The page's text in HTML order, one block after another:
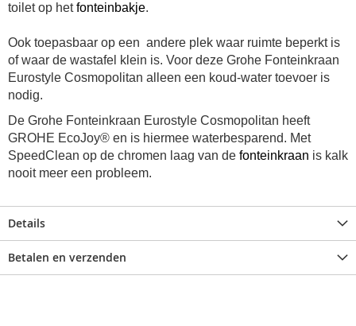
toilet op hetfonteinbakje.
Ook toepasbaar op een andere plek waar ruimte beperkt is
of waar de wastafel klein is. Voor deze Grohe Fonteinkraan
Eurostyle Cosmopolitan alleen een koud-water toevoer is
nodig.
De Grohe Fonteinkraan Eurostyle Cosmopolitan heeft
GROHE EcoJoy® en is hiermee waterbesparend. Met
SpeedClean op de chromen laag van de fonteinkraan is kalk
nooit meer een probleem.
Details
Betalen en verzenden